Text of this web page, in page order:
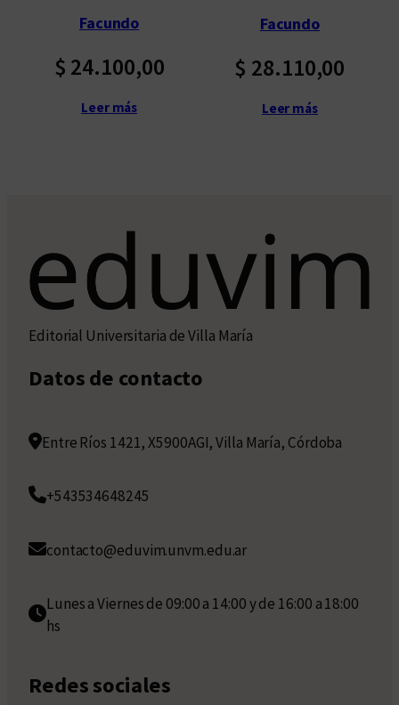
ú
t
i
Facundo
$ 24.100,00
Leer más
Facundo
$ 28.110,00
Leer más
Editorial Universitaria de Villa María
Datos de contacto
Entre Ríos 1421, X5900AGI, Villa María, Córdoba
+543534648245
contacto@eduvim.unvm.edu.ar
Lunes a Viernes de 09:00 a 14:00 y de 16:00 a 18:00
hs
Redes sociales